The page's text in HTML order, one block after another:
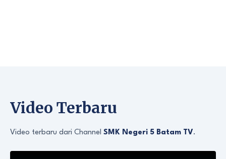
Video Terbaru
Video terbaru dari Channel SMK Negeri 5 Batam TV.